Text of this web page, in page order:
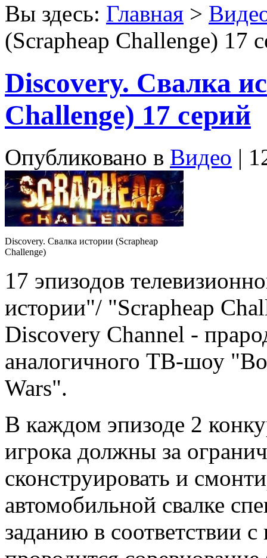
Вы здесь: Главная >
(Scrapheap Challenge) 17
Discovery. Свалка
Challenge) 17 серий
Опубликовано в Видео |
Discovery. Свалка истории (Scrapheap
Challenge)
17 эпизодов
истории"/ "Scrapheap
Discovery Channel -
аналогичного ТВ-шоу
Wars".
В каждом эпизоде 2
игрока должны за
сконструировать и
автомобильной свалке
заданию в соответствии